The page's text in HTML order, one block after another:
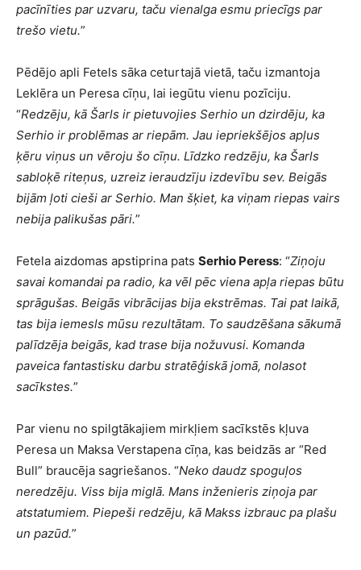
pacīnīties par uzvaru, taču vienalga esmu priecīgs par
trešo vietu.”
Pēdējo apli Fetels sāka ceturtajā vietā, taču izmantoja
Leklēra un Peresa cīņu, lai iegūtu vienu pozīciju.
“Redzēju, kā Šarls ir pietuvojies Serhio un dzirdēju, ka
Serhio ir problēmas ar riepām. Jau iepriekšējos apļus
ķēru viņus un vēroju šo cīņu. Līdzko redzēju, ka Šarls
sabloķē riteņus, uzreiz ieraudzīju izdevību sev. Beigās
bijām ļoti cieši ar Serhio. Man šķiet, ka viņam riepas vairs
nebija palikušas pāri.”
Fetela aizdomas apstiprina pats Serhio Peress: “Ziņoju
savai komandai pa radio, ka vēl pēc viena apļa riepas būtu
sprāgušas. Beigās vibrācijas bija ekstrēmas. Tai pat laikā,
tas bija iemesls mūsu rezultātam. To saudzēšana sākumā
palīdzēja beigās, kad trase bija nožuvusi. Komanda
paveica fantastisku darbu stratēģiskā jomā, nolasot
sacīkstes.”
Par vienu no spilgtākajiem mirkļiem sacīkstēs kļuva
Peresa un Maksa Verstapena cīņa, kas beidzās ar “Red
Bull” braucēja sagriešanos. “Neko daudz spoguļos
neredzēju. Viss bija miglā. Mans inženieris ziņoja par
atstatumiem. Piepeši redzēju, kā Makss izbrauc pa plašu
un pazūd.”